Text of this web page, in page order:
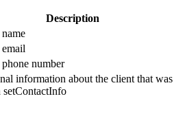
Description
number
information about the client that was
setContactInfo